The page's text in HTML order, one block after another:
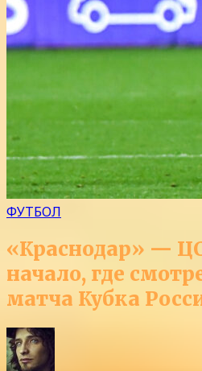
ФУТБОЛ
«Краснодар» —
начало, где
матча Кубка